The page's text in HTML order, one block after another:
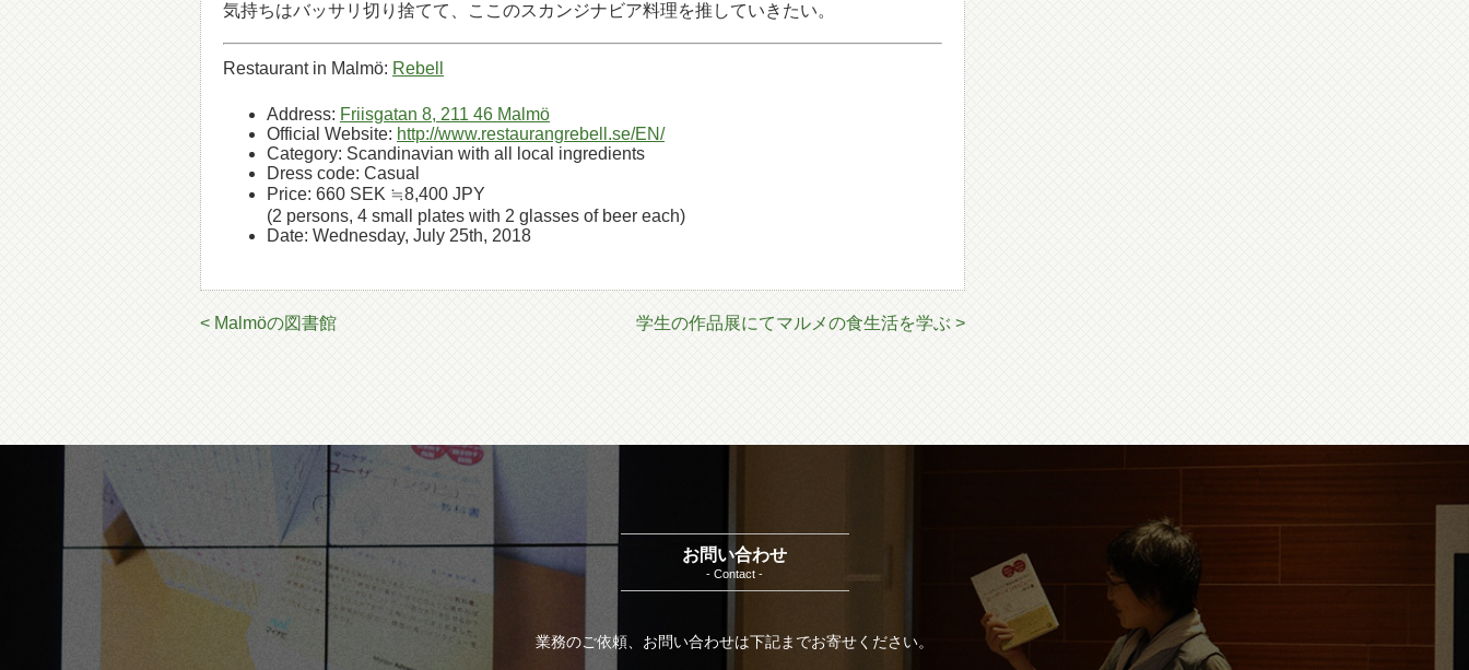
気持ちはバッサリ切り捨てて、ここのスカンジナビア料理を推していきたい。
Restaurant in Malmö: Rebell
Address: Friisgatan 8, 211 46 Malmö
Official Website: http://www.restaurangrebell.se/EN/
Category: Scandinavian with all local ingredients
Dress code: Casual
Price: 660 SEK ≒8,400 JPY
(2 persons, 4 small plates with 2 glasses of beer each)
Date: Wednesday, July 25th, 2018
< Malmöの図書館 学生の作品展にてマルメの食生活を学ぶ >
お問い合わせ
- Contact -
業務のご依頼、お問い合わせは下記までお寄せください。